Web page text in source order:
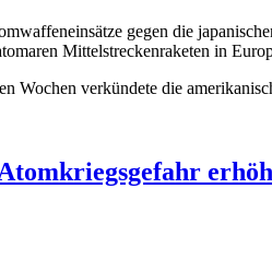
gegen die
Mittelstreckenraketen in
Wochen verkündete die